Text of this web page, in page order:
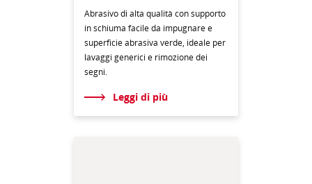
Abrasivo di alta qualità con supporto
in schiuma facile da impugnare e
superficie abrasiva verde, ideale per
lavaggi generici e rimozione dei
segni.
Leggi di più